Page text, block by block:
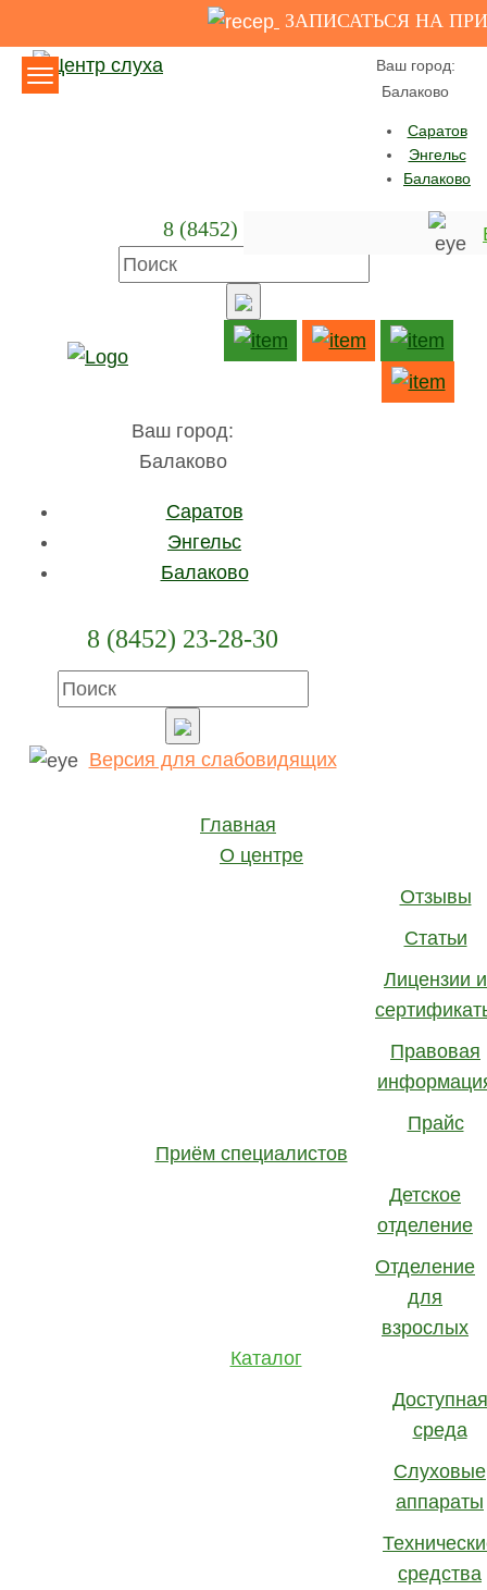
Слуховые аппараты
Слуховой аппарат Naida
M90-SP
Запрос стоимости и наличия
Производитель:
заушный
Уровень мощности:Сверхмощный
Тип обработки сигнала:Цифровой
Нанопокрытие
Совместимость с Android (определенные
Сверхмощный цифровой заушный слуховой
аппарат класса премиум, разработанный на
платформе Marvel. Предназначен для
компенсации потери слуха умеренно-тяжелой и
тяжелой степени. Работает на 13 батарейке.
Ключевые особенности:
ЗАПИСАТЬСЯ НА
Ваш город:
Балаково
Саратов
Энгельс
Балаково
8 (8452) 23-28-30
Версия для слабовидящих
Ваш город:
Балаково
Саратов
Энгельс
Балаково
8 (8452) 23-28-30
Версия для слабовидящих
Главная
О центре
Отзывы
Статьи
Лицензии и
Правовая
Прайс
Приём специалистов
Детское
отделение
Отделение
для
взрослых
Каталог
Доступная
среда
Слуховые
аппараты
средства